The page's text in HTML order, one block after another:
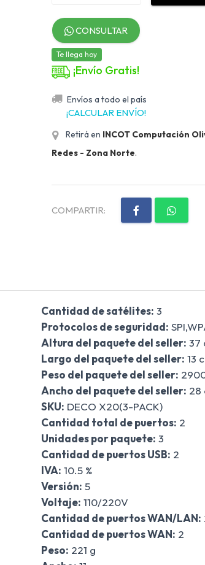
CONSULTAR
Te llega hoy
¡Envío Gratis!
Envíos a todo el país
¡CALCULAR ENVÍO!
Retirá en INCOT Computación
Redes - Zona Norte.
COMPARTIR:
Cantidad de satélites: 3
Protocolos de seguridad:
Altura del paquete del seller: 37
Largo del paquete del seller: 13
Peso del paquete del seller:
Ancho del paquete del seller: 28
SKU: DECO X20(3-PACK)
Cantidad total de puertos: 2
Unidades por paquete: 3
Cantidad de puertos USB: 2
IVA: 10.5 %
Versión: 5
Voltaje: 110/220V
Cantidad de puertos WAN/LAN:
Cantidad de puertos WAN: 2
Peso: 221 g